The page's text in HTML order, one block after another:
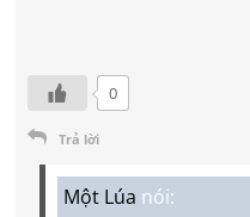
0
Trả lời
Một Lúa nói: